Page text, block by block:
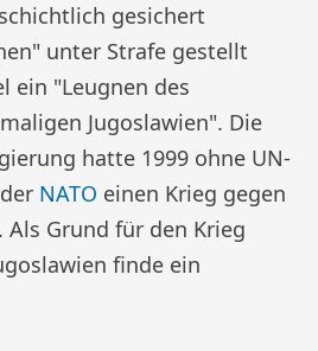
gesichert
unter Strafe gestellt
ein "Leugnen des
Jugoslawien". Die
hatte 1999 ohne UN-
NATO einen Krieg gegen
Grund für den Krieg
finde ein